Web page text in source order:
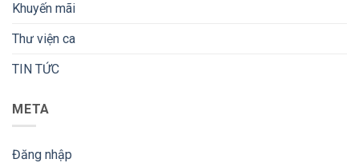
Khuyến mãi
Thư viện ca
TIN TỨC
META
Đăng nhập